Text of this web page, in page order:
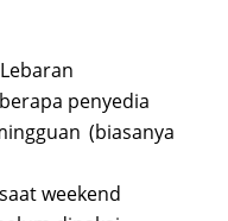
penyedia
(biasanya
weekend